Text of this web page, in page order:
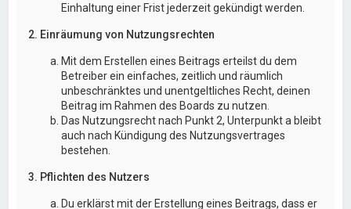
Einhaltung einer Frist jederzeit gekündigt werden.
2. Einräumung von Nutzungsrechten
Mit dem Erstellen eines Beitrags erteilst du dem
Betreiber ein einfaches, zeitlich und räumlich
unbeschränktes und unentgeltliches Recht, deinen
Beitrag im Rahmen des Boards zu nutzen.
Das Nutzungsrecht nach Punkt 2, Unterpunkt a bleibt
auch nach Kündigung des Nutzungsvertrages
bestehen.
3. Pflichten des Nutzers
Du erklärst mit der Erstellung eines Beitrags, dass er